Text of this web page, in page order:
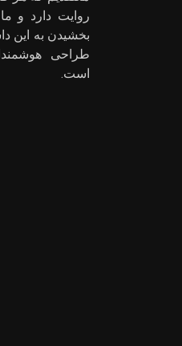
روایت دارد و
بخشیدن به این
طراحی
است.